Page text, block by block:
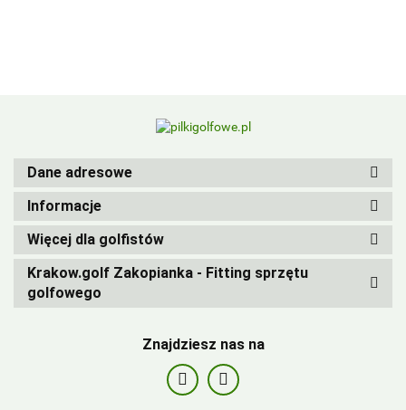
Dane adresowe
Informacje
Więcej dla golfistów
Krakow.golf Zakopianka - Fitting sprzętu
golfowego
Znajdziesz nas na